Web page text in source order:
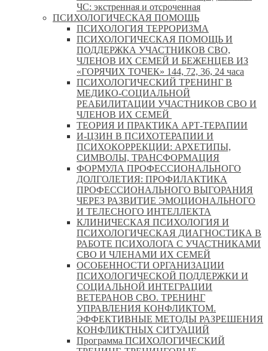
ЧС: экстренная и отсроченная
ПСИХОЛОГИЧЕСКАЯ ПОМОЩЬ
ПСИХОЛОГИЯ ТЕРРОРИЗМА
ПСИХОЛОГИЧЕСКАЯ ПОМОЩЬ И
ПОДДЕРЖКА УЧАСТНИКОВ СВО,
ЧЛЕНОВ ИХ СЕМЕЙ И БЕЖЕНЦЕВ ИЗ
«ГОРЯЧИХ ТОЧЕК» 144, 72, 36, 24 часа
ПСИХОЛОГИЧЕСКИЙ ТРЕНИНГ В
МЕДИКО-СОЦИАЛЬНОЙ
РЕАБИЛИТАЦИИ УЧАСТНИКОВ СВО И
ЧЛЕНОВ ИХ СЕМЕЙ
ТЕОРИЯ И ПРАКТИКА АРТ-ТЕРАПИИ
И-ЦЗИН В ПСИХОТЕРАПИИ И
ПСИХОКОРРЕКЦИИ: АРХЕТИПЫ,
СИМВОЛЫ, ТРАНСФОРМАЦИЯ
ФОРМУЛА ПРОФЕССИОНАЛЬНОГО
ДОЛГОЛЕТИЯ: ПРОФИЛАКТИКА
ПРОФЕССИОНАЛЬНОГО ВЫГОРАНИЯ
ЧЕРЕЗ РАЗВИТИЕ ЭМОЦИОНАЛЬНОГО
И ТЕЛЕСНОГО ИНТЕЛЛЕКТА
КЛИНИЧЕСКАЯ ПСИХОЛОГИЯ И
ПСИХОЛОГИЧЕСКАЯ ДИАГНОСТИКА В
РАБОТЕ ПСИХОЛОГА С УЧАСТНИКАМИ
СВО И ЧЛЕНАМИ ИХ СЕМЕЙ
ОСОБЕННОСТИ ОРГАНИЗАЦИИ
ПСИХОЛОГИЧЕСКОЙ ПОДДЕРЖКИ И
СОЦИАЛЬНОЙ ИНТЕГРАЦИИ
ВЕТЕРАНОВ СВО. ТРЕНИНГ
УПРАВЛЕНИЯ КОНФЛИКТОМ.
ЭФФЕКТИВНЫЕ МЕТОДЫ РАЗРЕШЕНИЯ
КОНФЛИКТНЫХ СИТУАЦИЙ
Программа ПСИХОЛОГИЧЕСКИЙ